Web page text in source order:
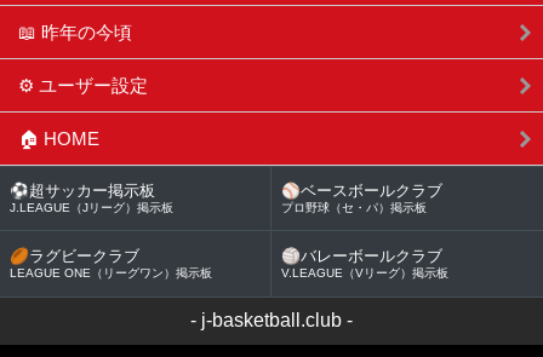
📖 昨年の今頃
⚙️ ユーザー設定
🏠 HOME
⚽超サッカー掲示板
J.LEAGUE（Jリーグ）掲示板
⚾ベースボールクラブ
プロ野球（セ・パ）掲示板
🏉ラグビークラブ
LEAGUE ONE（リーグワン）掲示板
🏐バレーボールクラブ
V.LEAGUE（Vリーグ）掲示板
- j-basketball.club -